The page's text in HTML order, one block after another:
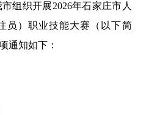
组织开展2026年石家庄市人
员）职业技能大赛（以下简
通知如下：